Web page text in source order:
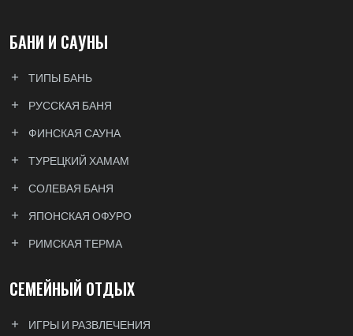
БАНИ И САУНЫ
ТИПЫ БАНЬ
РУССКАЯ БАНЯ
ФИНСКАЯ САУНА
ТУРЕЦКИЙ ХАМАМ
СОЛЕВАЯ БАНЯ
ЯПОНСКАЯ ОФУРО
РИМСКАЯ ТЕРМА
СЕМЕЙНЫЙ ОТДЫХ
ИГРЫ И РАЗВЛЕЧЕНИЯ